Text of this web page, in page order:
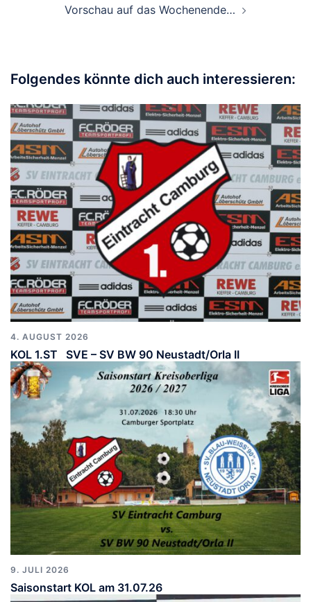
Vorschau auf das Wochenende…
Folgendes könnte dich auch interessieren:
4. AUGUST 2026
KOL 1.ST SVE – SV BW 90 Neustadt/Orla II
9. JULI 2026
Saisonstart KOL am 31.07.26